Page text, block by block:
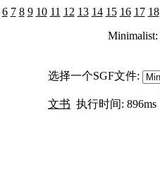
6 7 8 9 10 11 12 13 14 15 16 17 18
Minimalist:
选择一个SGF文件:
文书 执行时间: 896ms